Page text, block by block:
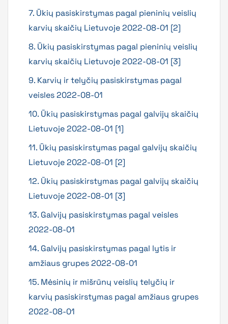
7. Ūkių pasiskirstymas pagal pieninių veislių
karvių skaičių Lietuvoje 2022-08-01 [2]
8. Ūkių pasiskirstymas pagal pieninių veislių
karvių skaičių Lietuvoje 2022-08-01 [3]
9. Karvių ir telyčių pasiskirstymas pagal
veisles 2022-08-01
10. Ūkių pasiskirstymas pagal galvijų skaičių
Lietuvoje 2022-08-01 [1]
11. Ūkių pasiskirstymas pagal galvijų skaičių
Lietuvoje 2022-08-01 [2]
12. Ūkių pasiskirstymas pagal galvijų skaičių
Lietuvoje 2022-08-01 [3]
13. Galvijų pasiskirstymas pagal veisles
2022-08-01
14. Galvijų pasiskirstymas pagal lytis ir
amžiaus grupes 2022-08-01
15. Mėsinių ir mišrūnų veislių telyčių ir
karvių pasiskirstymas pagal amžiaus grupes
2022-08-01